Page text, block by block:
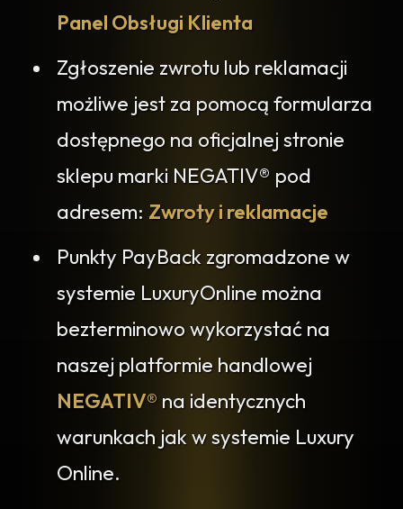
Panel Obsługi Klienta
Zgłoszenie zwrotu lub reklamacji
możliwe jest za pomocą formularza
dostępnego na oficjalnej stronie
sklepu marki NEGATIV® pod
adresem: Zwroty i reklamacje
Punkty PayBack zgromadzone w
systemie LuxuryOnline można
bezterminowo wykorzystać na
naszej platformie handlowej
NEGATIV® na identycznych
warunkach jak w systemie Luxury
Online.